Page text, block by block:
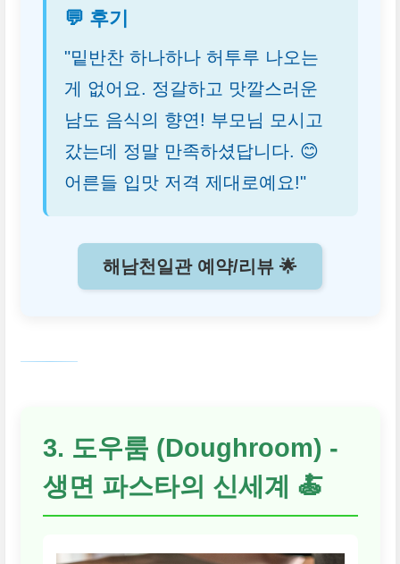
💬 후기
"밑반찬 하나하나 허투루 나오는
게 없어요. 정갈하고 맛깔스러운
남도 음식의 향연! 부모님 모시고
갔는데 정말 만족하셨답니다. 😊
어른들 입맛 저격 제대로예요!"
해남천일관 예약/리뷰 🌟
3. 도우룸 (Doughroom) -
생면 파스타의 신세계 🍝